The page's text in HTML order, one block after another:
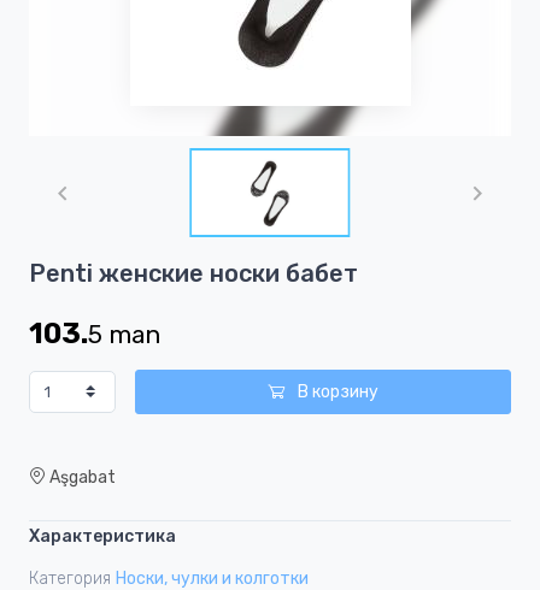
1
1
Penti женскиe носки бабет
103.5 man
В корзину
Aşgabat
Характеристика
Категория Носки, чулки и колготки